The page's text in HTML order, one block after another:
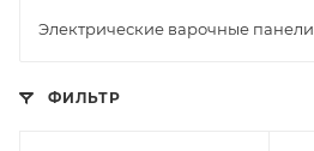
Электрические варочные панели
ФИЛЬТР